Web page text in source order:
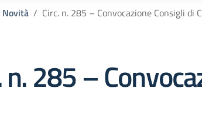
Novità Circ. n. 285 – Convocazione Consigli di
n. 285 –